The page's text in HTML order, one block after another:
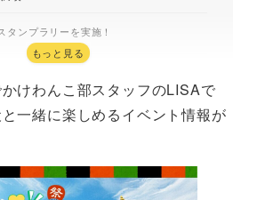
タンプラリーを実施！
もっと見る
けわんこ部スタッフのLISAで
一緒に楽しめるイベント情報が